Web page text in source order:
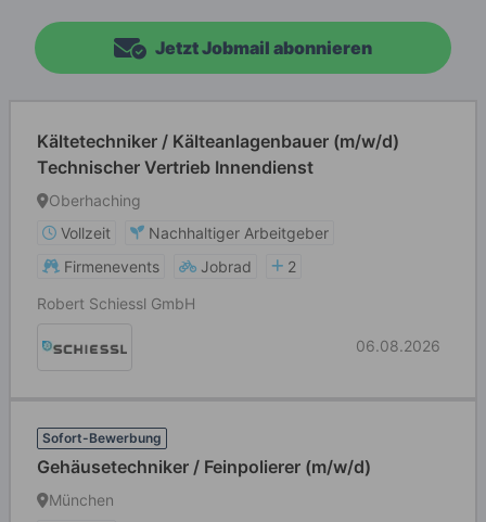
Jetzt Jobmail abonnieren
Kältetechniker / Kälteanlagenbauer (m/w/d)
Technischer Vertrieb Innendienst
Oberhaching
Vollzeit
Nachhaltiger Arbeitgeber
Firmenevents
Jobrad
2
Robert Schiessl GmbH
06.08.2026
Sofort-Bewerbung
Gehäusetechniker / Feinpolierer (m/w/d)
München